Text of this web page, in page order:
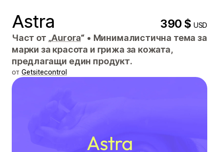
Astra 390 $USD
Част от „Aurora“ • Минималистична тема за
марки за красота и грижа за кожата,
предлагащи един продукт.
от Getsitecontrol